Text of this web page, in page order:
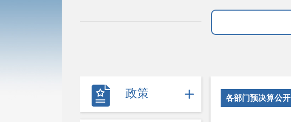
政策 各部门预决算公开